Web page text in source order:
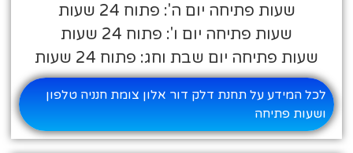
שעות פתיחה יום ה': פתוח 24 שעות
שעות פתיחה יום ו': פתוח 24 שעות
שעות פתיחה יום שבת וחג: פתוח 24 שעות
לכל המידע על תחנת דלק דור אלון צומת חנניה טלפון
ושעות פתיחה